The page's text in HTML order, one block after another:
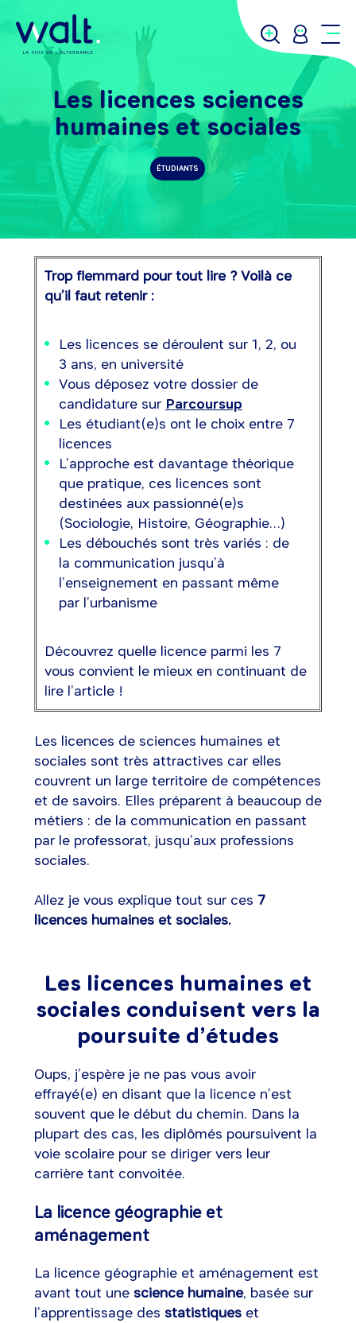
Les licences sciences
humaines et sociales
ÉTUDIANTS
Trop flemmard pour tout lire ? Voilà ce
qu’il faut retenir :
Les licences se déroulent sur 1, 2, ou
3 ans, en université
Vous déposez votre dossier de
candidature sur Parcoursup
Les étudiant(e)s ont le choix entre 7
licences
L’approche est davantage théorique
que pratique, ces licences sont
destinées aux passionné(e)s
(Sociologie, Histoire, Géographie…)
Les débouchés sont très variés : de
la communication jusqu’à
l’enseignement en passant même
par l’urbanisme
Découvrez quelle licence parmi les 7
vous convient le mieux en continuant de
lire l’article !
Les licences de sciences humaines et
sociales sont très attractives car elles
couvrent un large territoire de compétences
et de savoirs. Elles préparent à beaucoup de
métiers : de la communication en passant
par le professorat, jusqu’aux professions
sociales.
Allez je vous explique tout sur ces 7
licences humaines et sociales.
Les licences humaines et
sociales conduisent vers la
poursuite d’études
Oups, j’espère je ne pas vous avoir
effrayé(e) en disant que la licence n’est
souvent que le début du chemin. Dans la
plupart des cas, les diplômés poursuivent la
voie scolaire pour se diriger vers leur
carrière tant convoitée.
La licence géographie et
aménagement
La licence géographie et aménagement est
avant tout une science humaine, basée sur
l’apprentissage des statistiqueset